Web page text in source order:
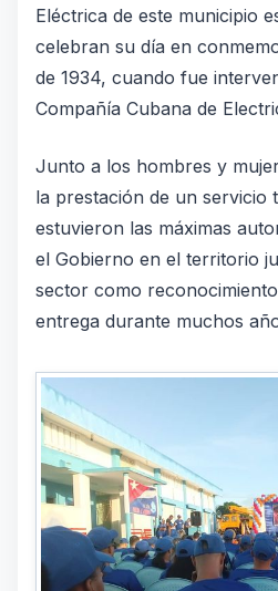
Eléctrica de este municipio
celebran su día en
de 1934, cuando fue
Compañía Cubana de
Junto a los hombres y
la prestación de un servicio
estuvieron las máximas
el Gobierno en el territorio
sector como
entrega durante muchos